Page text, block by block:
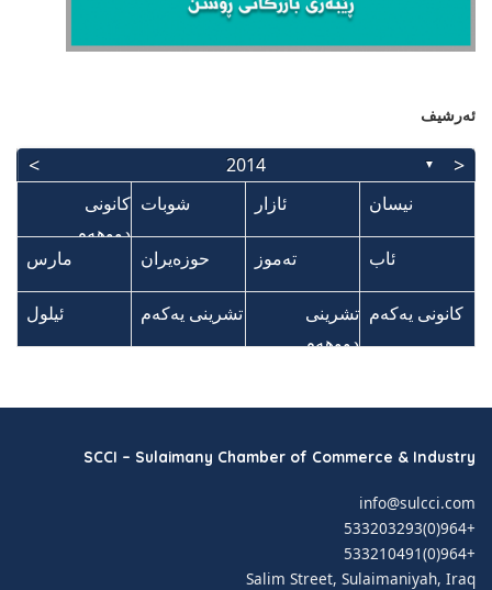
ئەرشیف
<
2014 ▼
>
کانونی
دووهەم
شوبات ئازار نیسان
مارس حوزەیران تەموز ئاب
ئیلول تشرینی یەکەم
تشرینی
دووهەم
کانونی یەکەم
کانونی
دووهەم
شوبات ئازار نیسان
مارس حوزەیران تەموز ئاب
ئیلول تشرینی یەکەم
تشرینی
دووهەم
کانونی یەکەم
SCCI – Sulaimany Chamber of Commerce & Industry
info@sulcci.com
+964(0)533203293
+964(0)533210491
Salim Street, Sulaimaniyah, Iraq